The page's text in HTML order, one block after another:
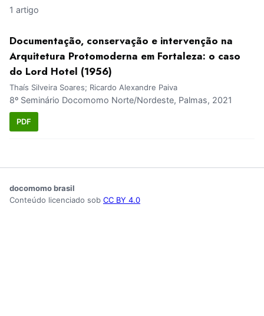
1 artigo
Documentação, conservação e intervenção na
Arquitetura Protomoderna em Fortaleza: o caso
do Lord Hotel (1956)
Thaís Silveira Soares; Ricardo Alexandre Paiva
8º Seminário Docomomo Norte/Nordeste, Palmas, 2021
PDF
docomomo brasil
Conteúdo licenciado sob CC BY 4.0